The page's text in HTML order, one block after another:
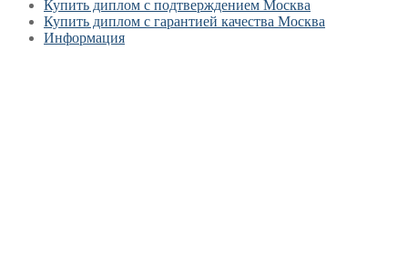
Купить диплом с подтверждением Москва
Купить диплом с гарантией качества Москва
Информация